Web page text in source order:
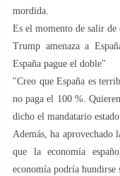
mordida.
Es el momento de salir
Trump amenaza a
España pague el doble"
"Creo que España es
no paga el 100 %.
dicho el mandatario
Además, ha aprovechado
que la economía
economía podría hundirse